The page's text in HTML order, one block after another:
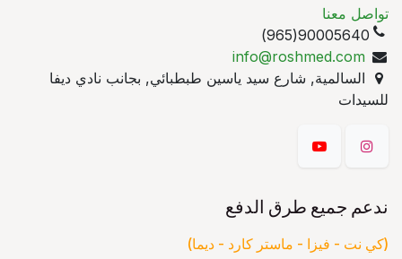
تواصل معنا
90005640(965)
info@roshmed.com
السالمية, شارع سيد ياسين طبطبائي, بجانب نادي ديفا
للسيدات
ندعم جميع طرق الدفع
(كي نت - فيزا - ماستر كارد - ديما)